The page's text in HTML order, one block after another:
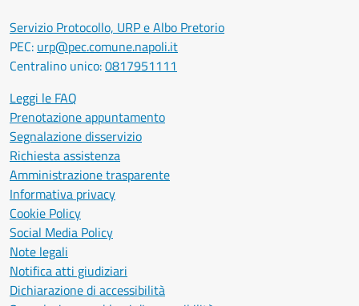
Servizio Protocollo, URP e Albo Pretorio
PEC: urp@pec.comune.napoli.it
Centralino unico:0817951111
Leggi le FAQ
Prenotazione appuntamento
Segnalazione disservizio
Richiesta assistenza
Amministrazione trasparente
Informativa privacy
Cookie Policy
Social Media Policy
Note legali
Notifica atti giudiziari
Dichiarazione di accessibilità